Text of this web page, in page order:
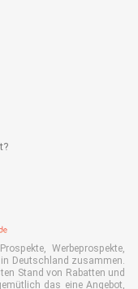
Werbeprospekte,
Deutschland zusammen.
Stand von Rabatten und
das eine Angebot,